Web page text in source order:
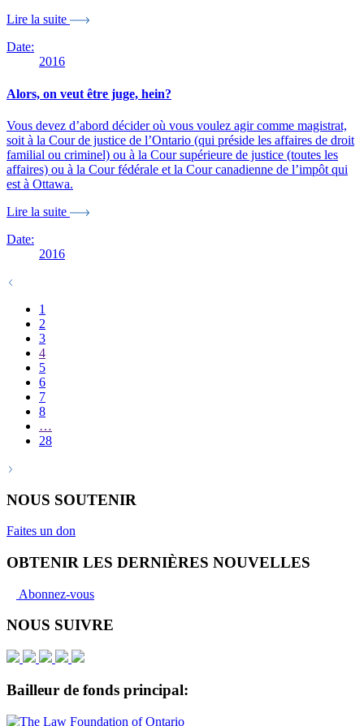
Lire la suite
Date:
2016
Alors, on veut être juge, hein?
Vous devez d’abord décider où vous voulez agir comme magistrat,
soit à la Cour de justice de l’Ontario (qui préside les affaires de droit
familial ou criminel) ou à la Cour supérieure de justice (toutes les
affaires) ou à la Cour fédérale et la Cour canadienne de l’impôt qui
est à Ottawa.
Lire la suite
Date:
2016
1
2
3
4
5
6
7
8
…
28
NOUS SOUTENIR
Faites un don
OBTENIR LES DERNIÈRES NOUVELLES
Abonnez-vous
NOUS SUIVRE
Bailleur de fonds principal: